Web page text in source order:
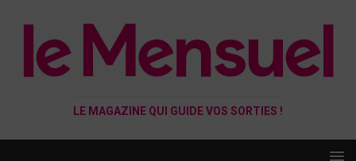
LE MAGAZINE QUI GUIDE VOS SORTIES !